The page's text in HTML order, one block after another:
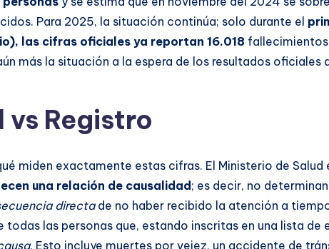
Para 2025, la situación continúa; solo durante el
las cifras oficiales ya reportan 16.018
más la situación a la espera de los resultados oficiales
Registro
miden exactamente estas cifras. El Ministerio de Salud
una relación de causalidad ; es decir, no
directade no haber recibido la atención a
todas las personas que, estando inscritas en una lista de
. Esto incluye muertes por vejez, un accidente de